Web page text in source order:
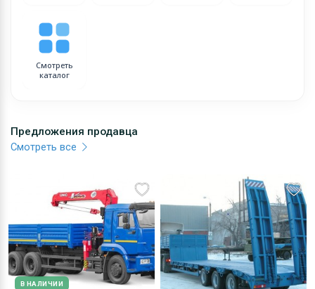
Смотреть
каталог
Предложения продавца
Смотреть все
В НАЛИЧИИ